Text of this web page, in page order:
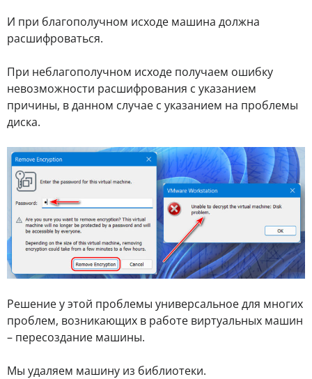
И при благополучном исходе машина должна
расшифроваться.
При неблагополучном исходе получаем ошибку
невозможности расшифрования с указанием
причины, в данном случае с указанием на проблемы
диска.
Решение у этой проблемы универсальное для многих
проблем, возникающих в работе виртуальных машин
– пересоздание машины.
Мы удаляем машину из библиотеки.